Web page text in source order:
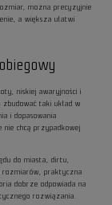
można precyzyjnie
a większa ułatwi
niskiej awaryjności i
zbudować taki układ w
i dopasowania
nie chcą przypadkowej
do miasta, dirtu,
rozmiarów, praktyczna
dobrze odpowiada na
rozwiązania.